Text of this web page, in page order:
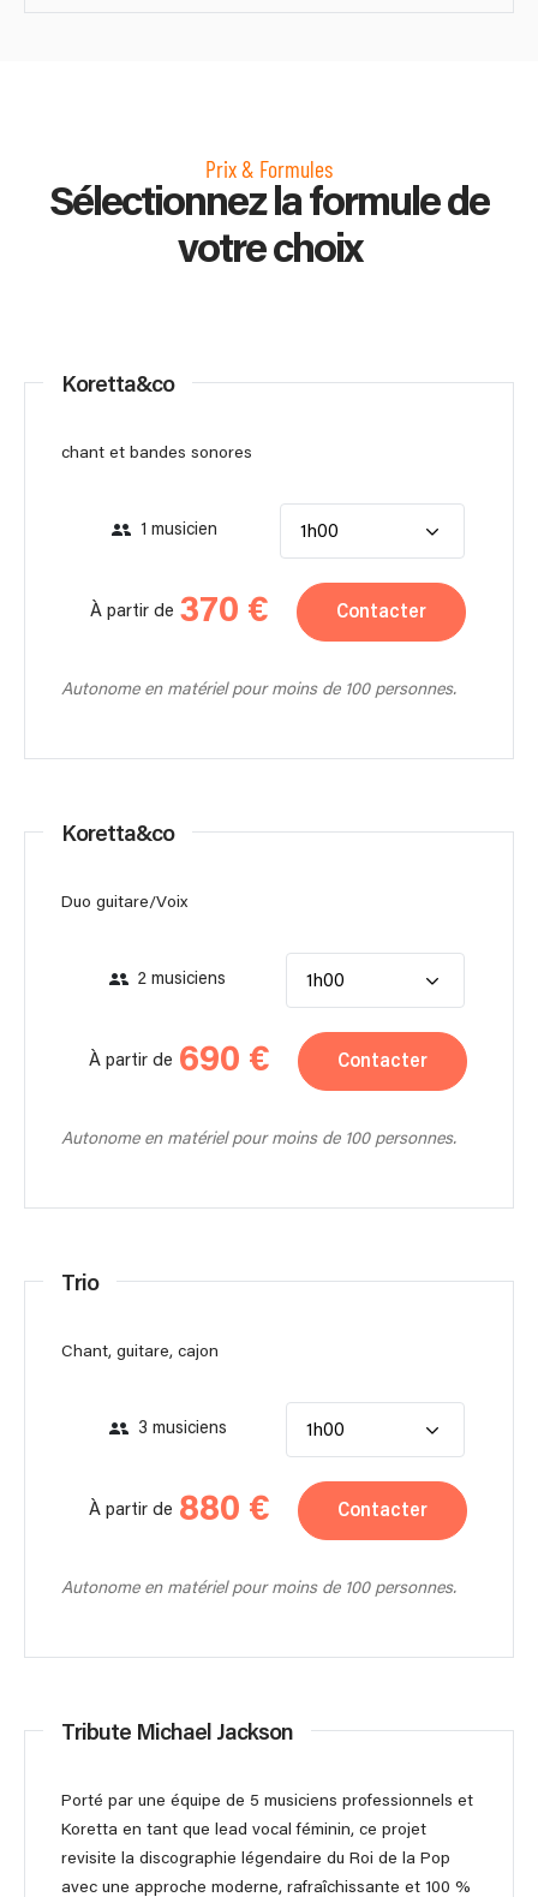
Prix & Formules
Sélectionnez la formule de
votre choix
Koretta&co
chant et bandes sonores
1 musicien 1h00
À partir de 370 € Contacter
Autonome en matériel pour moins de 100 personnes.
Koretta&co
Duo guitare/Voix
2 musiciens 1h00
À partir de 690 € Contacter
Autonome en matériel pour moins de 100 personnes.
Trio
Chant, guitare, cajon
3 musiciens 1h00
À partir de 880 € Contacter
Autonome en matériel pour moins de 100 personnes.
Tribute Michael Jackson
Porté par une équipe de 5 musiciens professionnels et
Koretta en tant que lead vocal féminin, ce projet
revisite la discographie légendaire du Roi de la Pop
avec une approche moderne, rafraîchissante et 100 %